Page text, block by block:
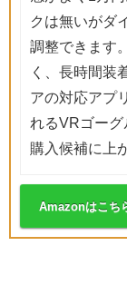
クは無いがダ
調整できます
く、長時間装
アの対応アプ
れるVRゴー
購入候補に上
Amazonはこち